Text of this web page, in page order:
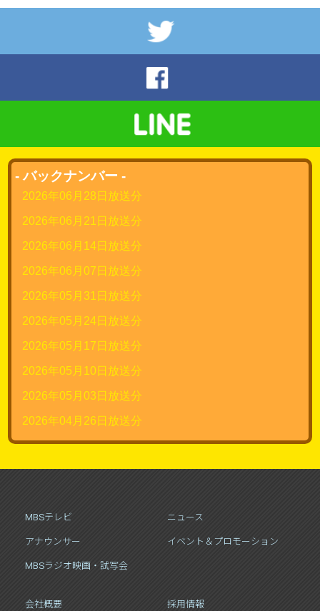
- バックナンバー -
2026年06月28日放送分
2026年06月21日放送分
2026年06月14日放送分
2026年06月07日放送分
2026年05月31日放送分
2026年05月24日放送分
2026年05月17日放送分
2026年05月10日放送分
2026年05月03日放送分
2026年04月26日放送分
MBSテレビ ニュース
アナウンサー イベント＆プロモーション
MBSラジオ映画・試写会
会社概要 採用情報